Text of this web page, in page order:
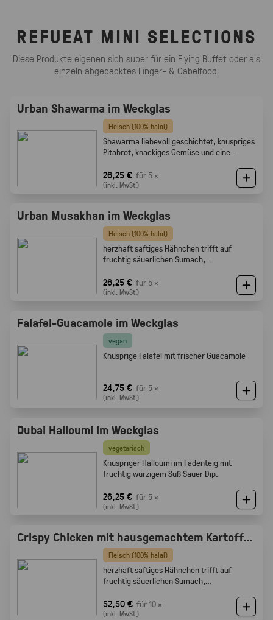
REFUEAT MINI SELECTIONS
Diese Produkte eigenen sich super für ein Flying Buffet oder als
einzeln abgepacktes Finger- & Gabelfood.
Urban Shawarma im Weckglas
Fleisch (100% halal)
Shawarma liebevoll geschichtet, knuspriges
Pitabrot, knackiges Gemüse und eine
26,25 € für 5 ×
(inkl. MwSt.)
Urban Musakhan im Weckglas
Fleisch (100% halal)
herzhaft saftiges Hähnchen trifft auf
fruchtig säuerlichen Sumach,
Röstaromen vom knusprigen Brot
26,25 € für 5 ×
(inkl. MwSt.)
Falafel-Guacamole im Weckglas
vegan
Knusprige Falafel mit frischer Guacamole
24,75 € für 5 ×
(inkl. MwSt.)
Dubai Halloumi im Weckglas
vegetarisch
Knuspriger Halloumi im Fadenteig mit
fruchtig würzigem Süß Sauer Dip.
26,25 € für 5 ×
(inkl. MwSt.)
Crispy Chicken mit hausgemachtem Kartoffelsalat
Fleisch (100% halal)
herzhaft saftiges Hähnchen trifft auf
fruchtig säuerlichen Sumach,
Röstaromen vom knusprigen Brot
52,50 € für 10 ×
(inkl. MwSt.)